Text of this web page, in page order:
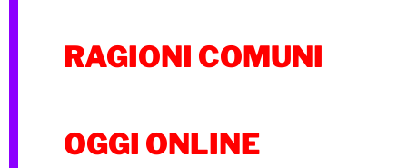
RAGIONI COMUNI
OGGI ONLINE